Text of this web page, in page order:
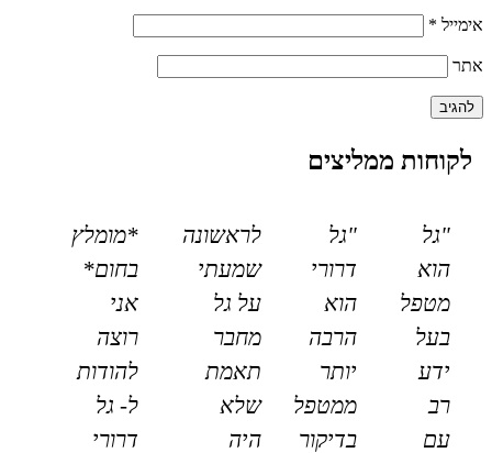
אימייל *
אתר
לקוחות ממליצים
"גל
הוא
מטפל
בעל
ידע
רב
עם
"גל
דרורי
הוא
הרבה
יותר
ממטפל
בדיקור
לראשונה
שמעתי
על גל
מחבר
תאמת
שלא
היה
*מומלץ
בחום*
אני
רוצה
להודות
ל- גל
דרורי